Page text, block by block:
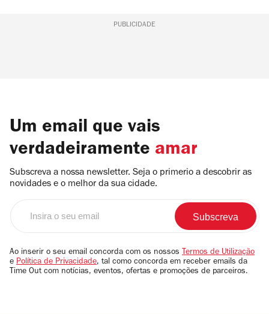
PUBLICIDADE
Um email que vais
verdadeiramente amar
Subscreva a nossa newsletter. Seja o primerio a descobrir as
novidades e o melhor da sua cidade.
email
Ao inserir o seu email concorda com os nossos Termos de Utilização
e Política de Privacidade, tal como concorda em receber emails da
Time Out com notícias, eventos, ofertas e promoções de parceiros.